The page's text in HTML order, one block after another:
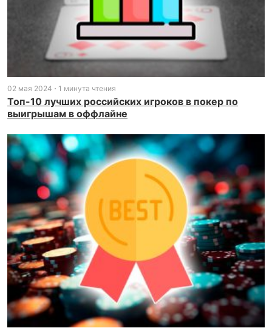
02 мая 2024 1 минута чтения
Топ-10 лучших российских игроков в покер по
выигрышам в оффлайне